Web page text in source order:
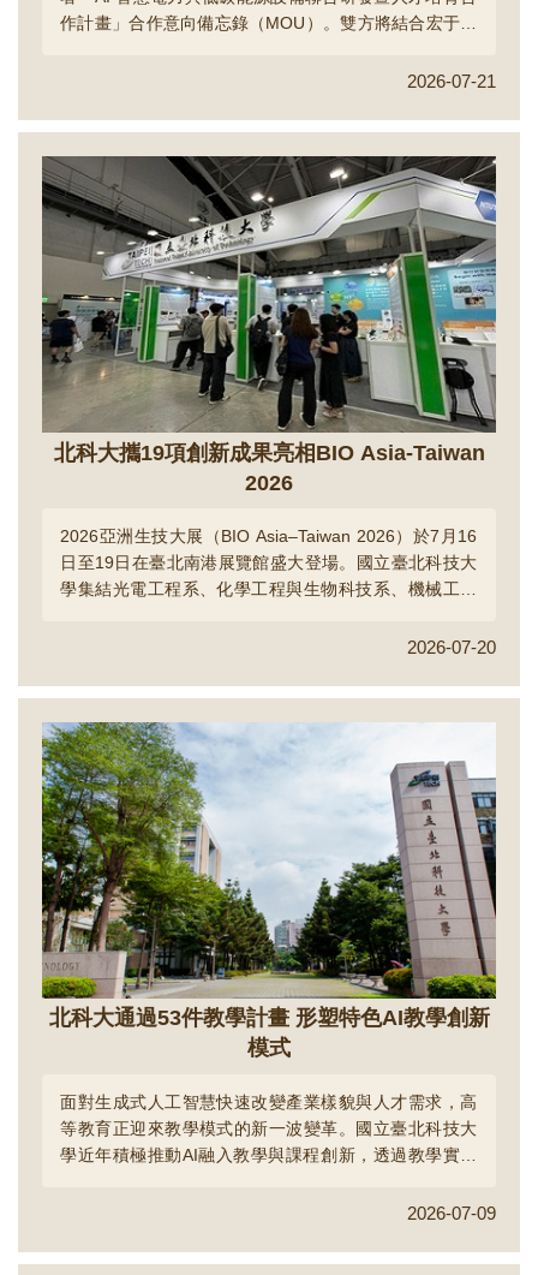
作計畫」合作意向備忘錄（MOU）。雙方將結合宏于電
及工程服務等產業能力，以及北科大在熱流分析、微電
同加速智慧電力技術的驗證、商品化與人才培育。...
2026-07-21
北科大攜19項創新成果亮相BIO Asia-Taiwan
2026
2026亞洲生技大展（BIO Asia–Taiwan 2026）於7月16
日至19日在臺北南港展覽館盛大登場。國立臺北科技大
學集結光電工程系、化學工程與生物科技系、機械工程
料、智慧醫療、食品安全檢測及醫療器材等19項創新成
研發能量，加速科研成果邁向產業商品化。...
2026-07-20
北科大通過53件教學計畫 形塑特色AI教學創新
模式
面對生成式人工智慧快速改變產業樣貌與人才需求，高
等教育正迎來教學模式的新一波變革。國立臺北科技大
學近年積極推動AI融入教學與課程創新，透過教學實踐
整合與實務應用能力的人才培育模式。依教育部115年度
定，展現教師持續投入教學創新與課程改革的深厚能
2026-07-09